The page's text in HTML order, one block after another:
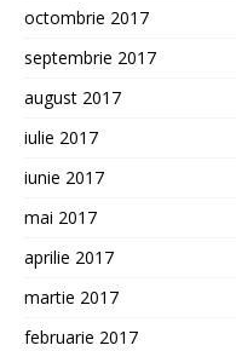
octombrie 2017
septembrie 2017
august 2017
iulie 2017
iunie 2017
mai 2017
aprilie 2017
martie 2017
februarie 2017